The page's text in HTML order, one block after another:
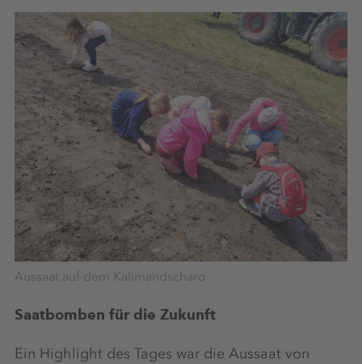
Aussaat auf dem Kalimandscharo
Saatbomben für die Zukunft
Ein Highlight des Tages war die Aussaat von